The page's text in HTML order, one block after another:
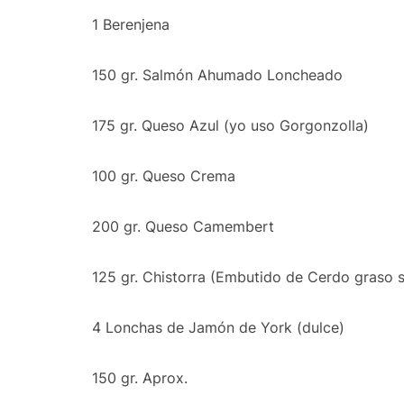
1 Berenjena
150 gr. Salmón Ahumado Loncheado
175 gr. Queso Azul (yo uso Gorgonzolla)
100 gr. Queso Crema
200 gr. Queso Camembert
125 gr. Chistorra (Embutido de Cerdo graso
4 Lonchas de Jamón de York (dulce)
150 gr. Aprox.